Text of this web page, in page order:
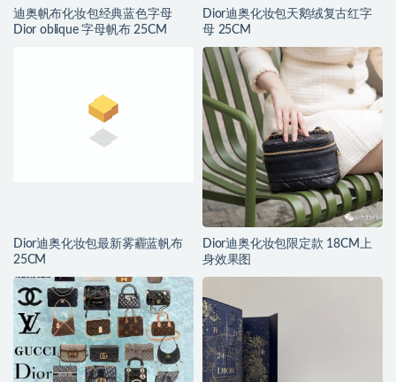
迪奥帆布化妆包经典蓝色字母
Dior oblique 字母帆布 25CM
Dior迪奥化妆包天鹅绒复古红字
母 25CM
Dior迪奥化妆包最新雾霾蓝帆布
25CM
Dior迪奥化妆包限定款 18CM上
身效果图